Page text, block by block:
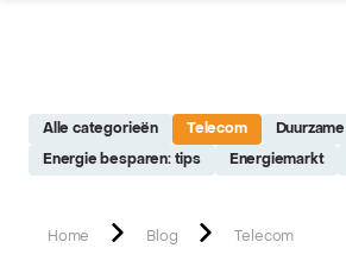
Alle categorieën Telecom
Energie besparen: tips Energiemarkt
Home Blog Telecom